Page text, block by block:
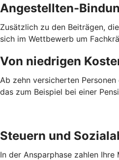
Angestellten-
Zusätzlich zu den Beiträgen,
sich im Wettbewerb um
Von niedrigen
Ab zehn versicherten
das zum Beispiel bei einer
Steuern und
In der Ansparphase zahlen